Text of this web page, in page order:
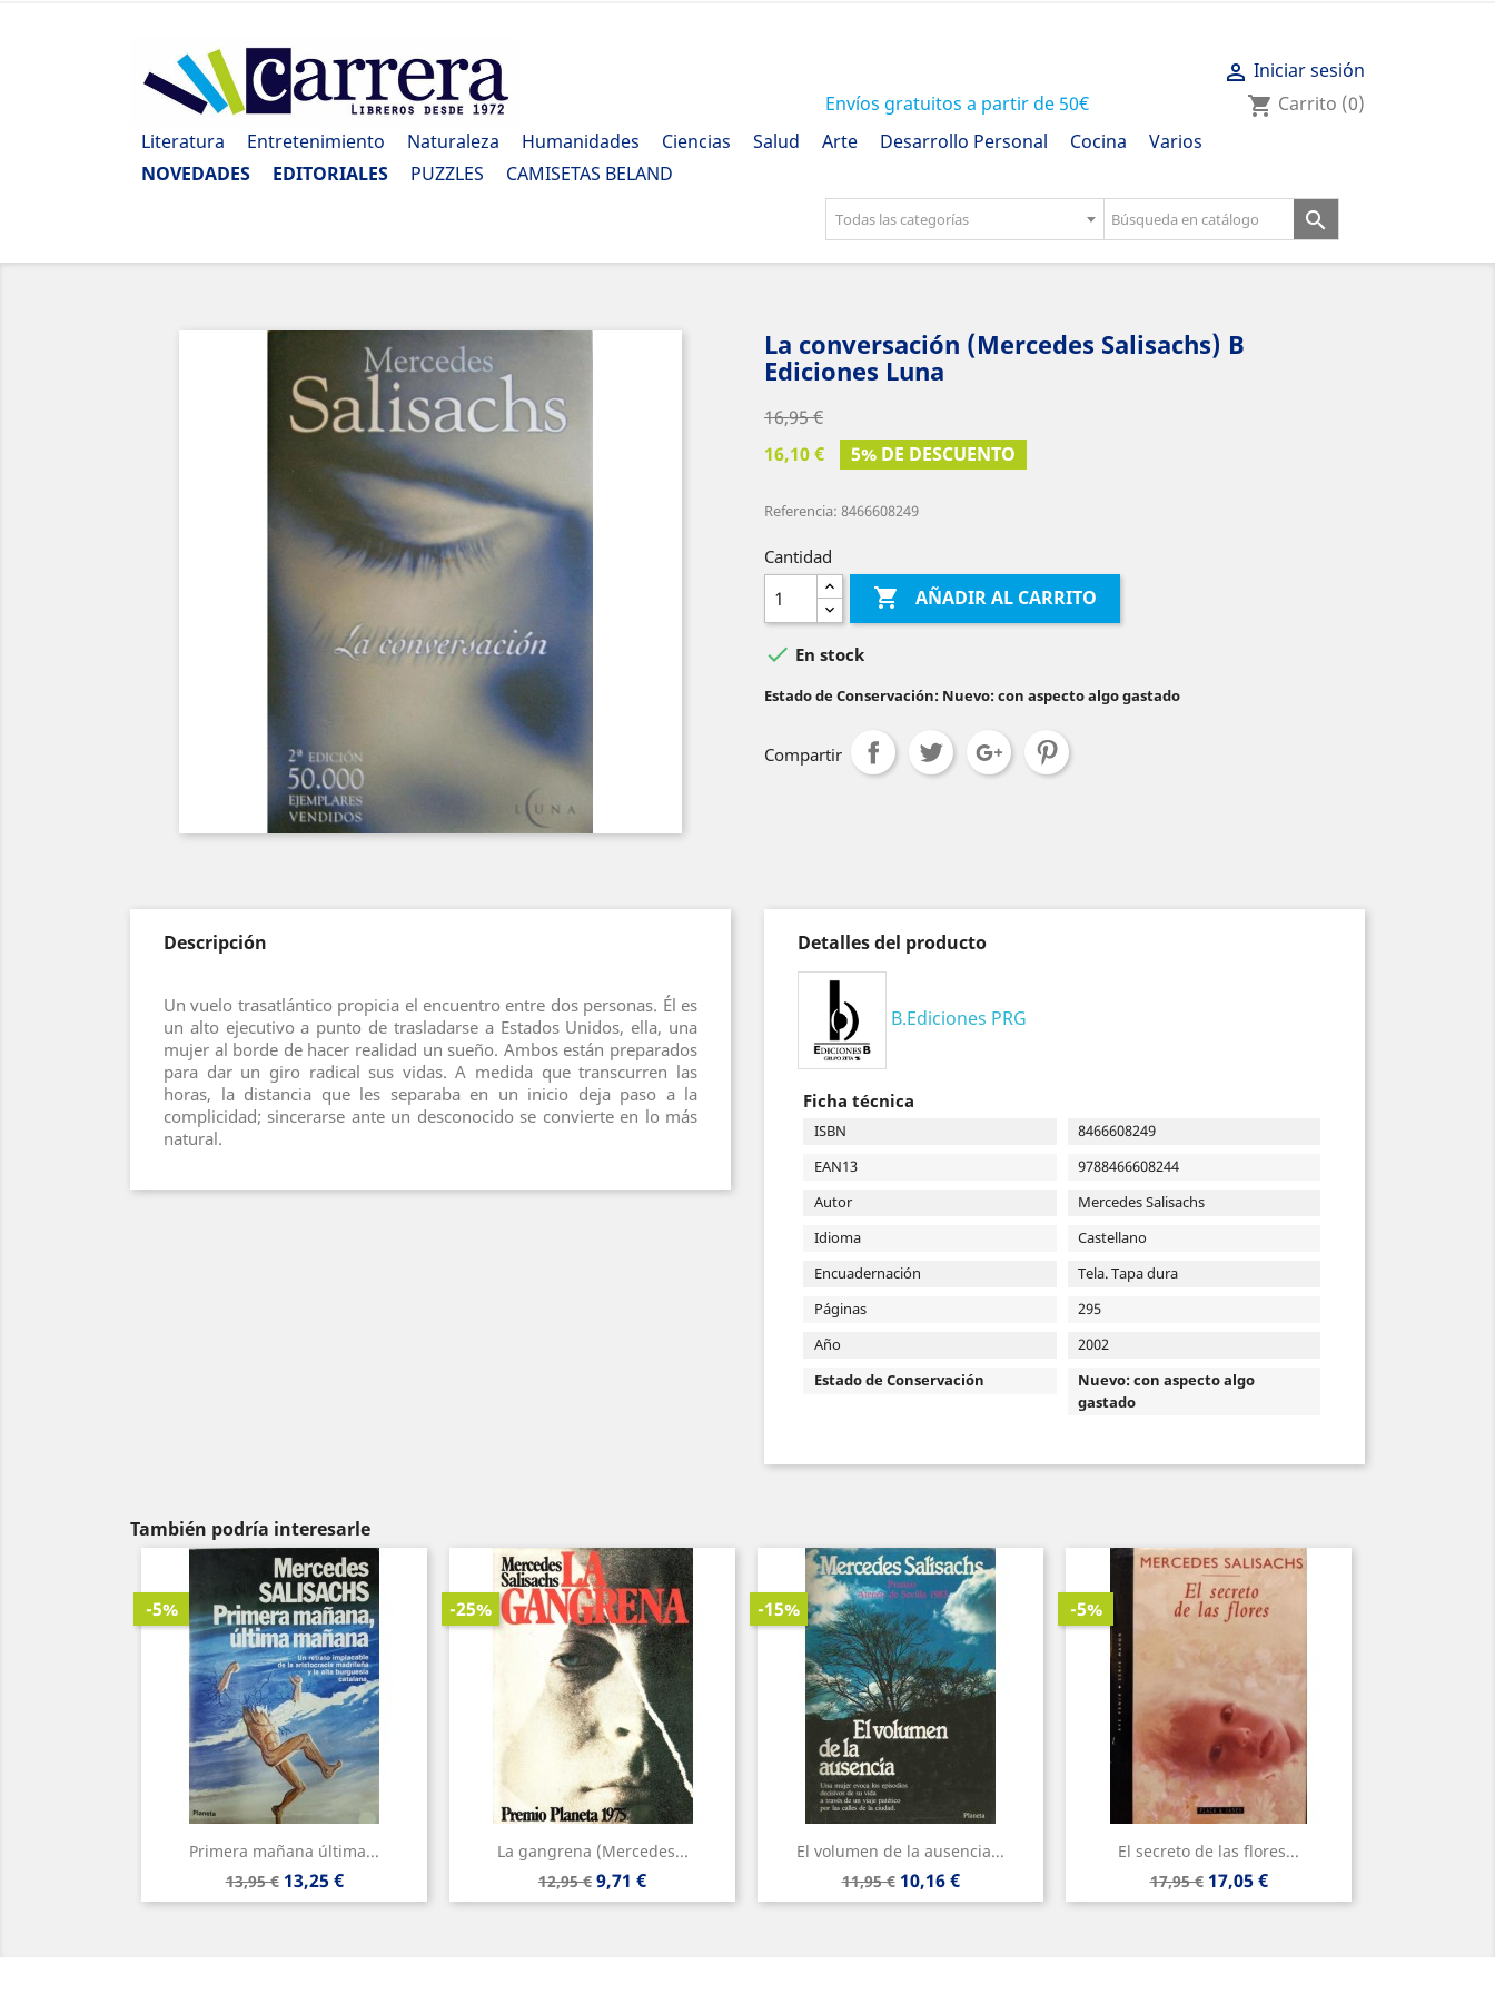
Envíos gratuitos a partir de 50€
Literatura
Entretenimiento Naturaleza Humanidades Ciencias Salud Arte Desarrollo Personal Cocina
Varios
NOVEDADES
EDITORIALES PUZZLES CAMISETAS BELAND
 Iniciar sesión
shopping_cart Carrito (0)
Todas las categorías 
La conversación (Mercedes Salisachs) B
Ediciones Luna
16,95 €
16,10 €
5% DE DESCUENTO
Referencia: 8466608249
Cantidad
 AÑADIR AL CARRITO
 En stock
Estado de Conservación: Nuevo: con aspecto algo gastado
Compartir
Descripción
Un vuelo trasatlántico propicia el encuentro entre dos personas. Él es
un alto ejecutivo a punto de trasladarse a Estados Unidos, ella, una
mujer al borde de hacer realidad un sueño. Ambos están preparados
para dar un giro radical sus vidas. A medida que transcurren las
horas, la distancia que les separaba en un inicio deja paso a la
complicidad; sincerarse ante un desconocido se convierte en lo más
natural.
Detalles del producto
B.Ediciones PRG
Ficha técnica
ISBN
8466608249
EAN13
9788466608244
Autor
Mercedes Salisachs
Idioma
Castellano
Encuadernación
Tela. Tapa dura
Páginas
295
Año
2002
Estado de Conservación
Nuevo: con aspecto algo
gastado
También podría interesarle
Primera mañana última...
Precio
base
13,95 €
-5%
Precio
13,25 €
La gangrena (Mercedes...
Precio
base
12,95 €
-25%
Precio
9,71 €
El volumen de la ausencia...
Precio
base
11,95 €
-15%
Precio
10,16 €
El secreto de las flores...
Precio
base
17,95 €
-5%
Precio
17,05 €